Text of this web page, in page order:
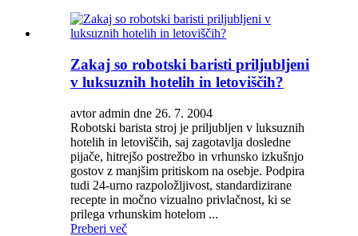
Zakaj so robotski baristi priljubljeni
v luksuznih hotelih in letoviščih?
avtor admin dne 26. 7. 2004
Robotski barista stroj je priljubljen v luksuznih
hotelih in letoviščih, saj zagotavlja dosledne
pijače, hitrejšo postrežbo in vrhunsko izkušnjo
gostov z manjšim pritiskom na osebje. Podpira
tudi 24-urno razpoložljivost, standardizirane
recepte in močno vizualno privlačnost, ki se
prilega vrhunskim hotelom ...
Preberi več